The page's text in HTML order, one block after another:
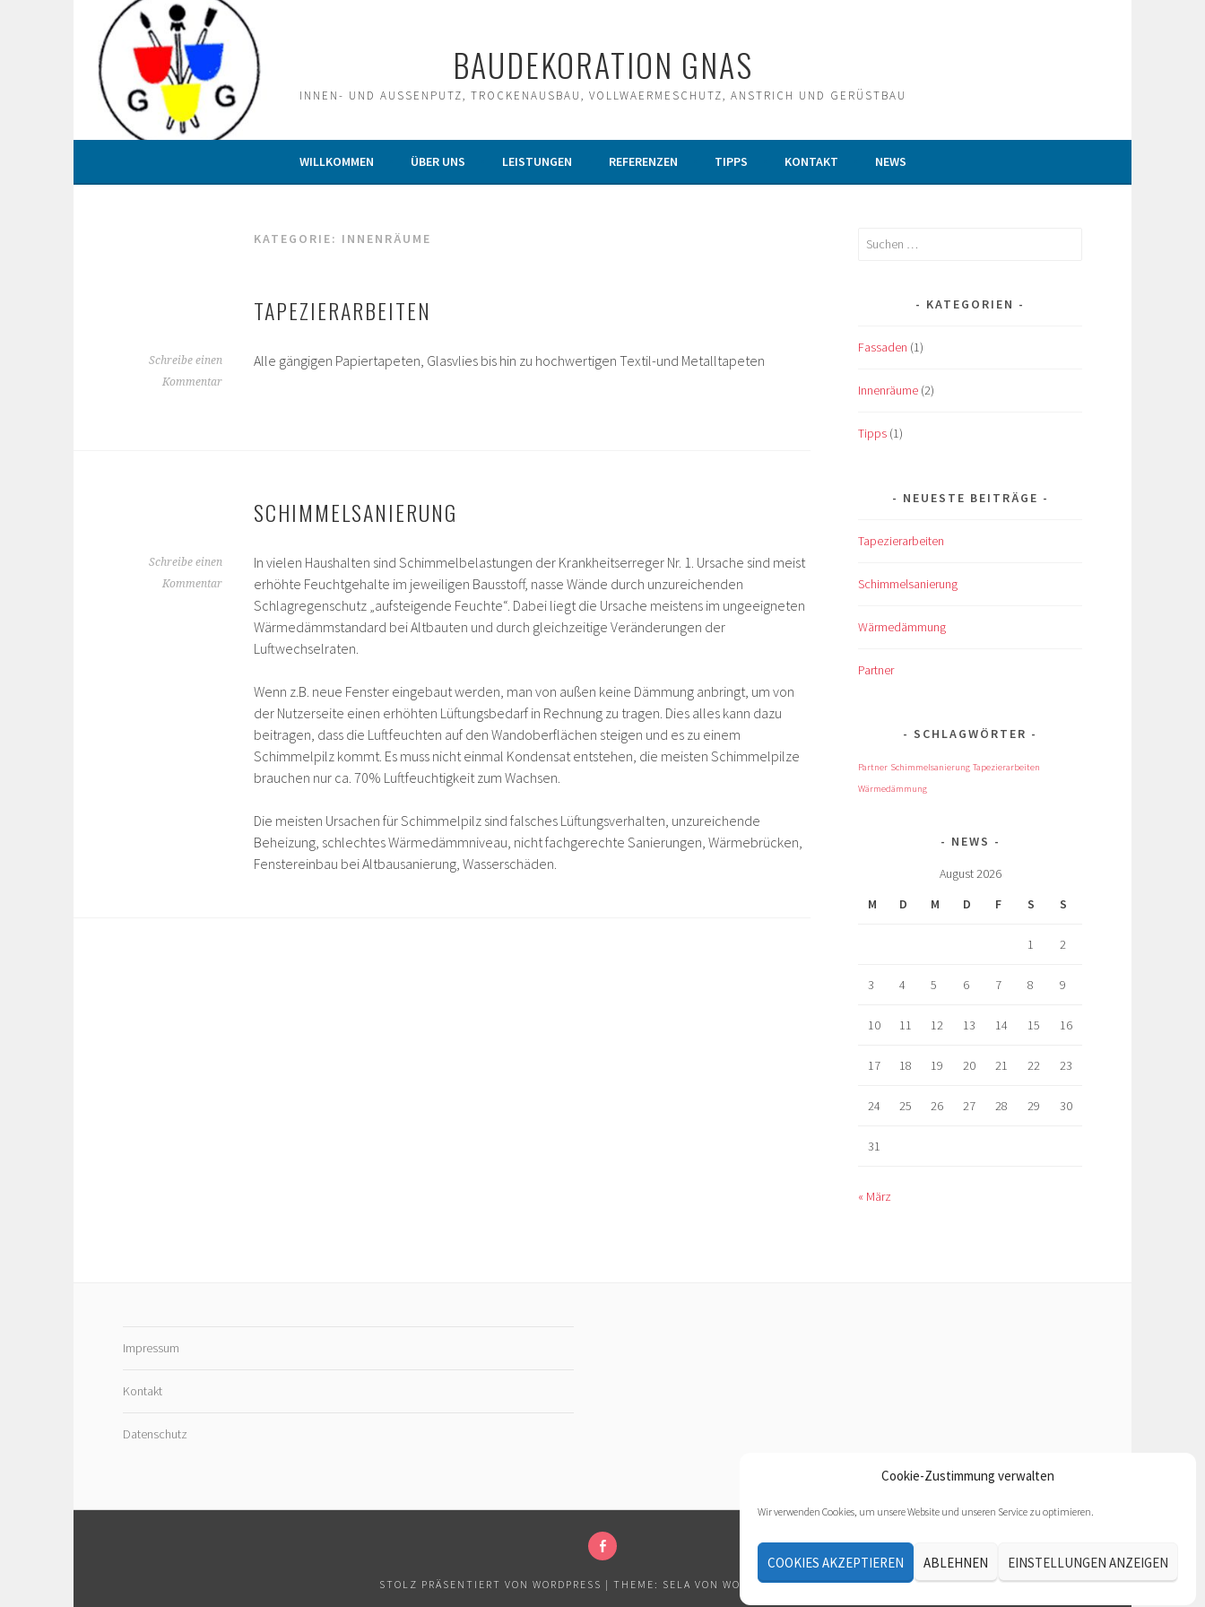
Cookie-Zustimmung verwalten
Wir verwenden Cookies, um unsere Website und unseren Service zu optimieren.
COOKIES AKZEPTIEREN ABLEHNEN EINSTELLUNGEN ANZEIGEN
Inhalt
BAUDEKORATION GNAS
INNEN- UND AUSSENPUTZ, TROCKENAUSBAU, VOLLWAERMESCHUTZ, ANSTRICH UND GERÜSTBAU
WILLKOMMEN ÜBER UNS LEISTUNGEN REFERENZEN TIPPS KONTAKT NEWS
KATEGORIE: INNENRÄUME
TAPEZIERARBEITEN
Schreibe einen
Kommentar
Alle gängigen Papiertapeten, Glasvlies bis hin zu hochwertigen Textil-und Metalltapeten
SCHIMMELSANIERUNG
Schreibe einen
Kommentar
In vielen Haushalten sind Schimmelbelastungen der Krankheitserreger Nr. 1. Ursache sind meist
erhöhte Feuchtgehalte im jeweiligen Bausstoff, nasse Wände durch unzureichenden
Schlagregenschutz „aufsteigende Feuchte“. Dabei liegt die Ursache meistens im ungeeigneten
Wärmedämmstandard bei Altbauten und durch gleichzeitige Veränderungen der
Luftwechselraten.
Wenn z.B. neue Fenster eingebaut werden, man von außen keine Dämmung anbringt, um von
der Nutzerseite einen erhöhten Lüftungsbedarf in Rechnung zu tragen. Dies alles kann dazu
beitragen, dass die Luftfeuchten auf den Wandoberflächen steigen und es zu einem
Schimmelpilz kommt. Es muss nicht einmal Kondensat entstehen, die meisten Schimmelpilze
brauchen nur ca. 70% Luftfeuchtigkeit zum Wachsen.
Die meisten Ursachen für Schimmelpilz sind falsches Lüftungsverhalten, unzureichende
Beheizung, schlechtes Wärmedämmniveau, nicht fachgerechte Sanierungen, Wärmebrücken,
Fenstereinbau bei Altbausanierung, Wasserschäden.
Suchen
KATEGORIEN
Fassaden (1)
Innenräume (2)
Tipps (1)
NEUESTE BEITRÄGE
Tapezierarbeiten
Schimmelsanierung
Wärmedämmung
Partner
SCHLAGWÖRTER
Partner Schimmelsanierung Tapezierarbeiten
Wärmedämmung
NEWS
August 2026
M
D M D F S S
1 2
3 4 5 6 7 8 9
10 11 12 13 14 15 16
17 18 19 20 21 22 23
24 25 26 27 28 29 30
31
« März
Impressum
Kontakt
Datenschutz
GNAS
STOLZ PRÄSENTIERT VON WORDPRESS | THEME: SELA VON WORDPRESS.COM.